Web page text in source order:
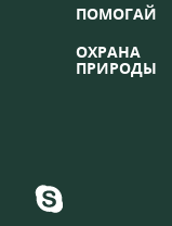
ПОМОГАЙ
ОХРАНА
ПРИРОДЫ